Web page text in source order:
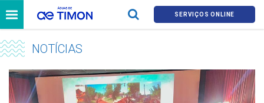
SERVIÇOS ONLINE
NOTÍCIAS